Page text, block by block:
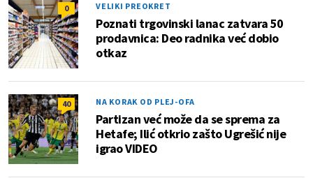
0 VELIKI PREOKRET
Poznati trgovinski lanac zatvara 50
prodavnica: Deo radnika već dobio
otkaz
40 NA KORAK OD PLEJ-OFA
Partizan već može da se sprema za
Hetafe; Ilić otkrio zašto Ugrešić nije
igrao VIDEO